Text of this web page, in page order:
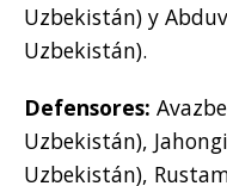
Uzbekistán) y
Uzbekistán).
Defensores:
Uzbekistán),
Uzbekistán),